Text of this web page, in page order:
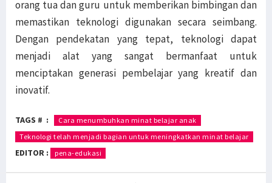
orang tua dan guru untuk memberikan bimbingan dan
memastikan teknologi digunakan secara seimbang.
Dengan pendekatan yang tepat, teknologi dapat
menjadi alat yang sangat bermanfaat untuk
menciptakan generasi pembelajar yang kreatif dan
inovatif.
TAGS # :
Cara menumbuhkan minat belajar anak
Teknologi telah menjadi bagian untuk meningkatkan minat belajar
EDITOR : pena-edukasi